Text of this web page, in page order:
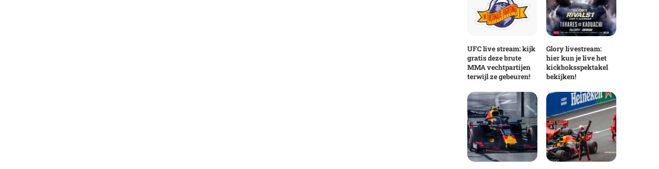
UFC live stream: kijk
gratis deze brute
MMA vechtpartijen
terwijl ze gebeuren!
Glory livestream:
hier kun je live het
kickboksspektakel
bekijken!